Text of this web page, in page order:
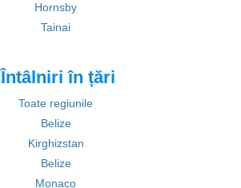
Hornsby
Tainai
Întâlniri în țări
Toate regiunile
Belize
Kirghizstan
Belize
Monaco